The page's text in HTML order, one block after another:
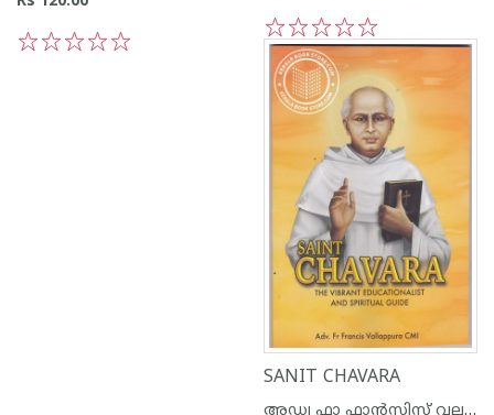
5
4
3
2
1
SANIT CHAVARA
അഡ്വ ഫാ ഫാന്‍സിസ് വല്ലപ്പുറ സി എം ഐ